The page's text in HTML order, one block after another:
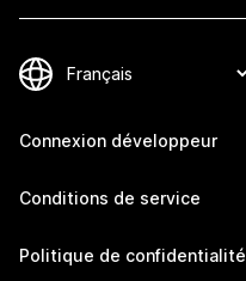
Connexion développeur
Conditions de service
Politique de confidentialité